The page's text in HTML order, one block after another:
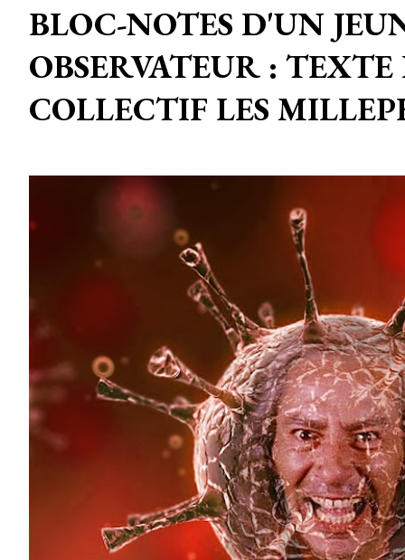
BLOC-NOTES D'UN
OBSERVATEUR :
COLLECTIF LES